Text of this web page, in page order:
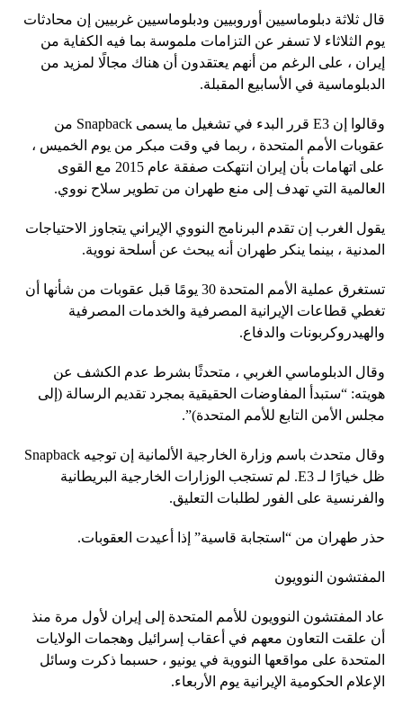
قال ثلاثة دبلوماسيين أوروبيين ودبلوماسيين غربيين إن محادثات
يوم الثلاثاء لا تسفر عن التزامات ملموسة بما فيه الكفاية من
إيران ، على الرغم من أنهم يعتقدون أن هناك مجالًا لمزيد من
الدبلوماسية في الأسابيع المقبلة.
وقالوا إن E3 قرر البدء في تشغيل ما يسمى Snapback من
عقوبات الأمم المتحدة ، ربما في وقت مبكر من يوم الخميس ،
على اتهامات بأن إيران انتهكت صفقة عام 2015 مع القوى
العالمية التي تهدف إلى منع طهران من تطوير سلاح نووي.
يقول الغرب إن تقدم البرنامج النووي الإيراني يتجاوز الاحتياجات
المدنية ، بينما ينكر طهران أنه يبحث عن أسلحة نووية.
تستغرق عملية الأمم المتحدة 30 يومًا قبل عقوبات من شأنها أن
تغطي قطاعات الإيرانية المصرفية والخدمات المصرفية
والهيدروكربونات والدفاع.
وقال الدبلوماسي الغربي ، متحدثًا بشرط عدم الكشف عن
هويته: “ستبدأ المفاوضات الحقيقية بمجرد تقديم الرسالة (إلى
مجلس الأمن التابع للأمم المتحدة)”.
وقال متحدث باسم وزارة الخارجية الألمانية إن توجيه Snapback
ظل خيارًا لـ E3. لم تستجب الوزارات الخارجية البريطانية
والفرنسية على الفور لطلبات التعليق.
حذر طهران من “استجابة قاسية” إذا أعيدت العقوبات.
المفتشون النوويون
عاد المفتشون النوويون للأمم المتحدة إلى إيران لأول مرة منذ
أن علقت التعاون معهم في أعقاب إسرائيل وهجمات الولايات
المتحدة على مواقعها النووية في يونيو ، حسبما ذكرت وسائل
الإعلام الحكومية الإيرانية يوم الأربعاء.